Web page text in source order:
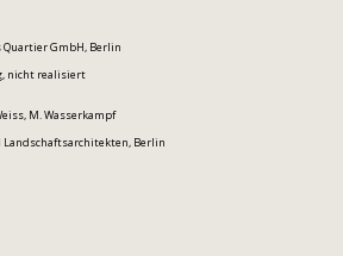
Quartier GmbH, Berlin
nicht realisiert
M. Wasserkampf
Landschaftsarchitekten, Berlin